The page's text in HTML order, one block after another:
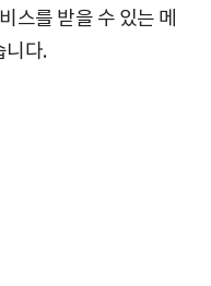
스를 받을 수 있는 메
니다.